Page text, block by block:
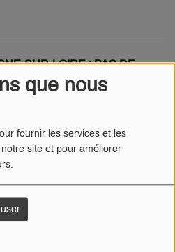
que nous
fournir les services et les
site et pour améliorer
SUR-LOIRE : PAS DE
DE
NATURELLE
32°C DANS LE CHER,
N’A PAS DIT SON